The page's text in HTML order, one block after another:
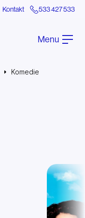
Kontakt 533 427 533
Menu
Komedie